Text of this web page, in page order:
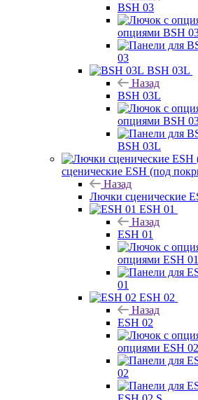
BSH 03
опциями BSH
03
BSH 03L
Назад
BSH 03L
опциями BSH
BSH 03L
сценические ESH (под
Назад
Лючки сценические
ESH 01
Назад
ESH 01
опциями ESH 01
01
ESH 02
Назад
ESH 02
опциями ESH 02
02